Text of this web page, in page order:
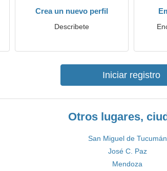
Crea un nuevo perfil
Describete
Iniciar registro
Otros lugares,
San Miguel de Tucumán
José C. Paz
Mendoza